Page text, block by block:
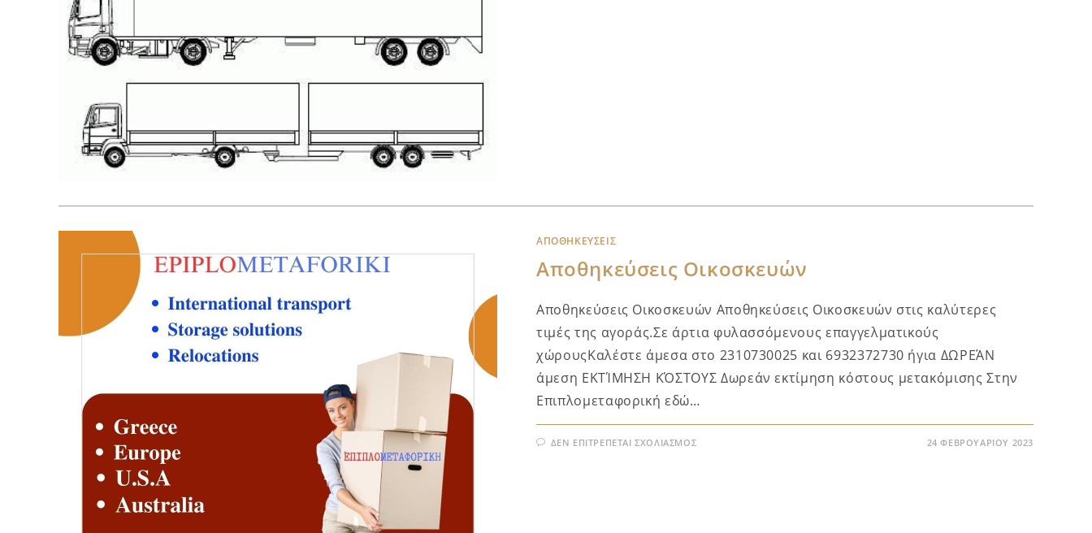
ΑΠΟΘΗΚΕΎΣΕΙΣ
Αποθηκεύσεις Οικοσκευών
Αποθηκεύσεις Οικοσκευών Αποθηκεύσεις Οικοσκευών στις καλύτερες
τιμές της αγοράς.Σε άρτια φυλασσόμενους επαγγελματικούς
χώρουςΚαλέστε άμεσα στο 2310730025 και 6932372730 ήγια ΔΩΡΕΆΝ
άμεση ΕΚΤΊΜΗΣΗ ΚΌΣΤΟΥΣ Δωρεάν εκτίμηση κόστους μετακόμισης Στην
Επιπλομεταφορική εδώ…
ΔΕΝ ΕΠΙΤΡΈΠΕΤΑΙ ΣΧΟΛΙΑΣΜΌΣ 24 ΦΕΒΡΟΥΑΡΊΟΥ 2023